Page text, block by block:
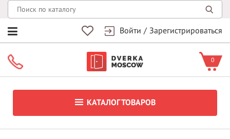
Войти / Зарегистрироваться
0
КАТАЛОГ ТОВАРОВ